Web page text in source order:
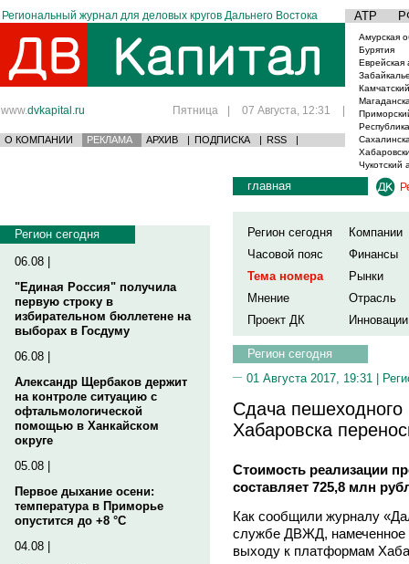
Региональный журнал для деловых кругов Дальнего Востока АТР
www.dvkapital.ru Пятница | 07 Августа, 12:31 |
О КОМПАНИИ РЕКЛАМА АРХИВ | ПОДПИСКА | RSS |
Амурская
Бурятия
Еврейская
Чукотский
Регион сегодня
06.08 |
"Единая Россия" получила
первую строку в
избирательном бюллетене на
выборах в Госдуму
06.08 |
Александр Щербаков держит
на контроле ситуацию с
офтальмологической
помощью в Ханкайском
округе
05.08 |
Первое дыхание осени:
температура в Приморье
опустится до +8 °C
04.08 |
главная
Регион сегодня
Компании
Часовой пояс
Финансы
Тема номера
Рынки
Мнение
Отрасль
Проект ДК
Инновации
Регион сегодня
01 Августа 2017, 19:31 |
Сдача пешеходного
Хабаровска
Стоимость реализации
составляет 725,8 млн
Как сообщили журналу
службе ДВЖД, намеченное
выходу к платформам